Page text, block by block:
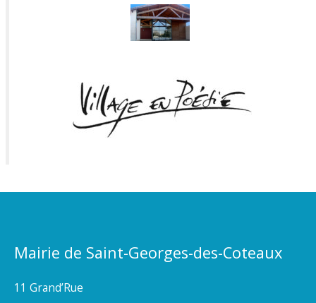
Mairie de Saint-Georges-des-Coteaux
11 Grand’Rue